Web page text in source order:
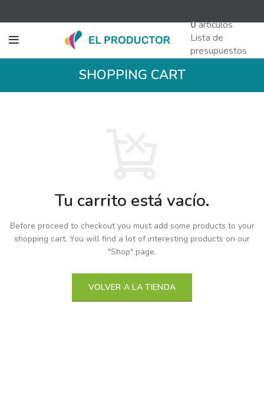
0artículos
Lista de
presupuestos
SHOPPING CART
Tu carrito está vacío.
Before proceed to checkout you must add some products to your
shopping cart. You will find a lot of interesting products on our
"Shop" page.
VOLVER A LA TIENDA